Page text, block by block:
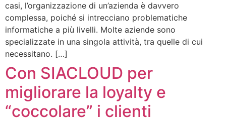
casi, l’organizzazione di un’azienda è davvero
complessa, poiché si intrecciano problematiche
informatiche a più livelli. Molte aziende sono
specializzate in una singola attività, tra quelle di cui
necessitano. […]
Con SIACLOUD per
migliorare la loyalty e
“coccolare” i clienti